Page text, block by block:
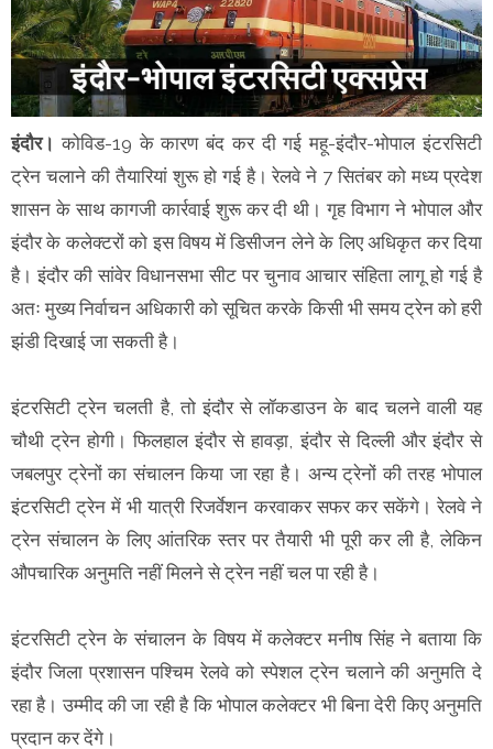
इंदौर। कोविड-19 के कारण बंद कर दी गई महू-इंदौर-भोपाल इंटरसिटी
ट्रेन चलाने की तैयारियां शुरू हो गई है। रेलवे ने 7 सितंबर को मध्य प्रदेश
शासन के साथ कागजी कार्रवाई शुरू कर दी थी। गृह विभाग ने भोपाल और
इंदौर के कलेक्टरों को इस विषय में डिसीजन लेने के लिए अधिकृत कर दिया
है। इंदौर की सांवेर विधानसभा सीट पर चुनाव आचार संहिता लागू हो गई है
अतः मुख्य निर्वाचन अधिकारी को सूचित करके किसी भी समय ट्रेन को हरी
झंडी दिखाई जा सकती है।
इंटरसिटी ट्रेन चलती है, तो इंदौर से लॉकडाउन के बाद चलने वाली यह
चौथी ट्रेन होगी। फिलहाल इंदौर से हावड़ा, इंदौर से दिल्ली और इंदौर से
जबलपुर ट्रेनों का संचालन किया जा रहा है। अन्य ट्रेनों की तरह भोपाल
इंटरसिटी ट्रेन में भी यात्री रिजर्वेशन करवाकर सफर कर सकेंगे। रेलवे ने
ट्रेन संचालन के लिए आंतरिक स्तर पर तैयारी भी पूरी कर ली है, लेकिन
औपचारिक अनुमति नहीं मिलने से ट्रेन नहीं चल पा रही है।
इंटरसिटी ट्रेन के संचालन के विषय में कलेक्टर मनीष सिंह ने बताया कि
इंदौर जिला प्रशासन पश्चिम रेलवे को स्पेशल ट्रेन चलाने की अनुमति दे
रहा है। उम्मीद की जा रही है कि भोपाल कलेक्टर भी बिना देरी किए अनुमति
प्रदान कर देंगे।